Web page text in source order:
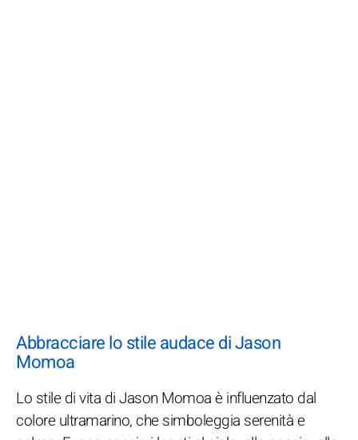
Abbracciare lo stile audace di Jason
Momoa
Lo stile di vita di Jason Momoa è influenzato dal
colore ultramarino, che simboleggia serenità e